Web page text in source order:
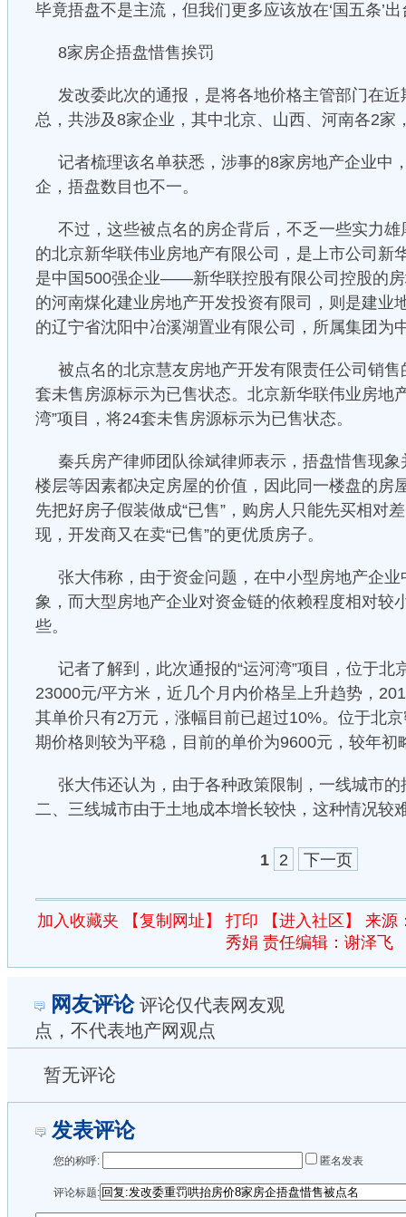
毕竟捂盘不是主流，但我们更多应该放在‘国五条’
8家房企捂盘惜售挨罚
发改委此次的通报，是将各地价格主管部门在
总，共涉及8家企业，其中北京、山西、河南各2家
记者梳理该名单获悉，涉事的8家房地产企业中
企，捂盘数目也不一。
不过，这些被点名的房企背后，不乏一些实力
的北京新华联伟业房地产有限公司，是上市公司新
是中国500强企业——新华联控股有限公司控股的
的河南煤化建业房地产开发投资有限司，则是建业
的辽宁省沈阳中冶溪湖置业有限公司，所属集团为
被点名的北京慧友房地产开发有限责任公司销售
套未售房源标示为已售状态。北京新华联伟业房地
湾”项目，将24套未售房源标示为已售状态。
秦兵房产律师团队徐斌律师表示，捂盘惜售现
楼层等因素都决定房屋的价值，因此同一楼盘的房
先把好房子假装做成“已售”，购房人只能先买相对
现，开发商又在卖“已售”的更优质房子。
张大伟称，由于资金问题，在中小型房地产企
象，而大型房地产企业对资金链的依赖程度相对较
些。
记者了解到，此次通报的“运河湾”项目，位于北
23000元/平方米，近几个月内价格呈上升趋势，
其单价只有2万元，涨幅目前已超过10%。位于北京
期价格则较为平稳，目前的单价为9600元，较年初
张大伟还认为，由于各种政策限制，一线城市
二、三线城市由于土地成本增长较快，这种情况较
1 2 下一页
加入收藏夹 【复制网址】 打印 【进入社区】
来源
秀娟 责任编辑：谢泽飞
网友评论评论仅代表网友观
点，不代表地产网观点
暂无评论
发表评论
您的称呼: 匿名发表
评论标题: